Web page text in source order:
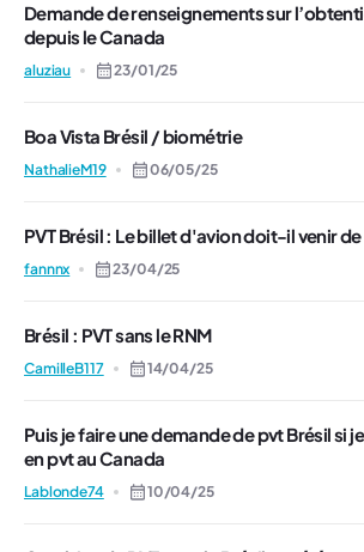
Demande de renseignements sur
depuis le Canada
aluziau 23/01/25
Boa Vista Brésil / biométrie
NathalieM19 06/05/25
PVT Brésil : Le billet d'avion doit-il venir
fannnx 23/04/25
Brésil : PVT sans le RNM
CamilleB117 14/04/25
Puis je faire une demande de pvt Brésil si
en pvt au Canada
Lablonde74 10/04/25